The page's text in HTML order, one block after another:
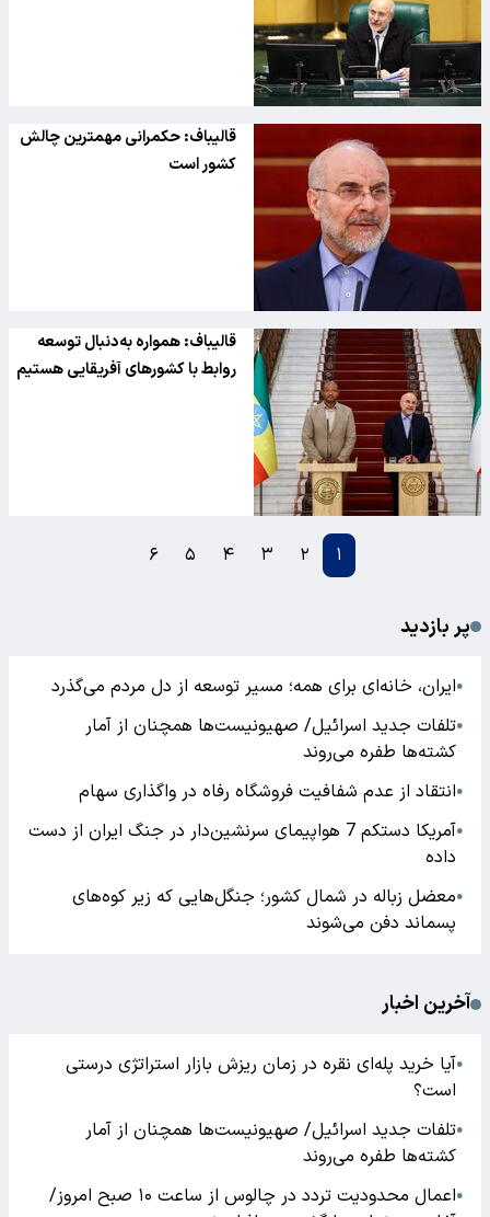
قالیباف: حکمرانی مهمترین چالش
کشور است
قالیباف: همواره به‌دنبال توسعه
روابط با کشورهای آفریقایی هستیم
۱ ۲ ۳ ۴ ۵ ۶
پر بازدید
●ایران، خانه‌ای برای همه؛ مسیر توسعه از دل مردم می‌گذرد
●تلفات جدید اسرائیل/ صهیونیست‌ها همچنان از آمار
کشته‌ها طفره می‌روند
●انتقاد از عدم شفافیت فروشگاه رفاه در واگذاری سهام
●
آمریکا دستکم 7 هواپیمای سرنشین‌دار در جنگ ایران از دست
داده
●معضل زباله در شمال کشور؛ جنگل‌هایی که زیر کوه‌های
پسماند دفن می‌شوند
آخرین اخبار
●آیا خرید پله‌ای نقره در زمان ریزش بازار استراتژی درستی
است؟
●تلفات جدید اسرائیل/ صهیونیست‌ها همچنان از آمار
کشته‌ها طفره می‌روند
●
اعمال محدودیت تردد در چالوس از ساعت ۱۰ صبح امروز/